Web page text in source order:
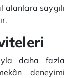
alanlara saygılı
daha fazla
deneyimi